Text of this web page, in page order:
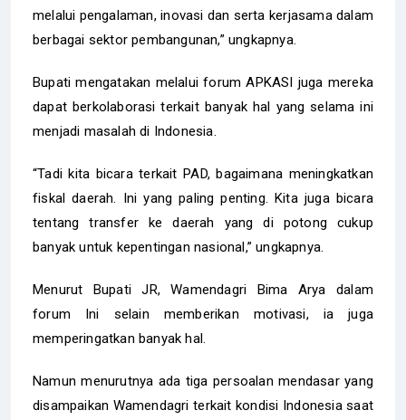
melalui pengalaman, inovasi dan serta kerjasama dalam
berbagai sektor pembangunan,” ungkapnya.
Bupati mengatakan melalui forum APKASI juga mereka
dapat berkolaborasi terkait banyak hal yang selama ini
menjadi masalah di Indonesia.
“Tadi kita bicara terkait PAD, bagaimana meningkatkan
fiskal daerah. Ini yang paling penting. Kita juga bicara
tentang transfer ke daerah yang di potong cukup
banyak untuk kepentingan nasional,” ungkapnya.
Menurut Bupati JR, Wamendagri Bima Arya dalam
forum Ini selain memberikan motivasi, ia juga
memperingatkan banyak hal.
Namun menurutnya ada tiga persoalan mendasar yang
disampaikan Wamendagri terkait kondisi Indonesia saat